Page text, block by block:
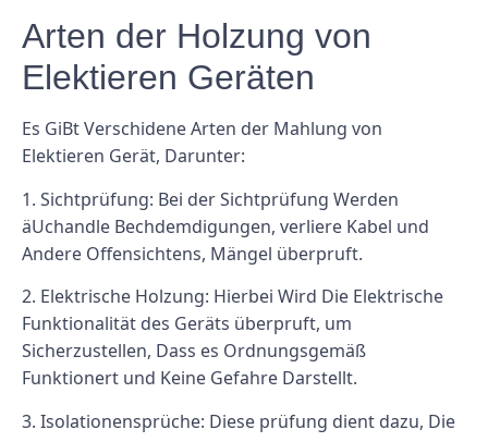
Arten der Holzung von
Elektieren Geräten
Es GiBt Verschidene Arten der Mahlung von
Elektieren Gerät, Darunter:
1. Sichtprüfung: Bei der Sichtprüfung Werden
äUchandle Bechdemdigungen, verliere Kabel und
Andere Offensichtens, Mängel überpruft.
2. Elektrische Holzung: Hierbei Wird Die Elektrische
Funktionalität des Geräts überpruft, um
Sicherzustellen, Dass es Ordnungsgemäß
Funktionert und Keine Gefahre Darstellt.
3. Isolationensprüche: Diese prüfung dient dazu, Die